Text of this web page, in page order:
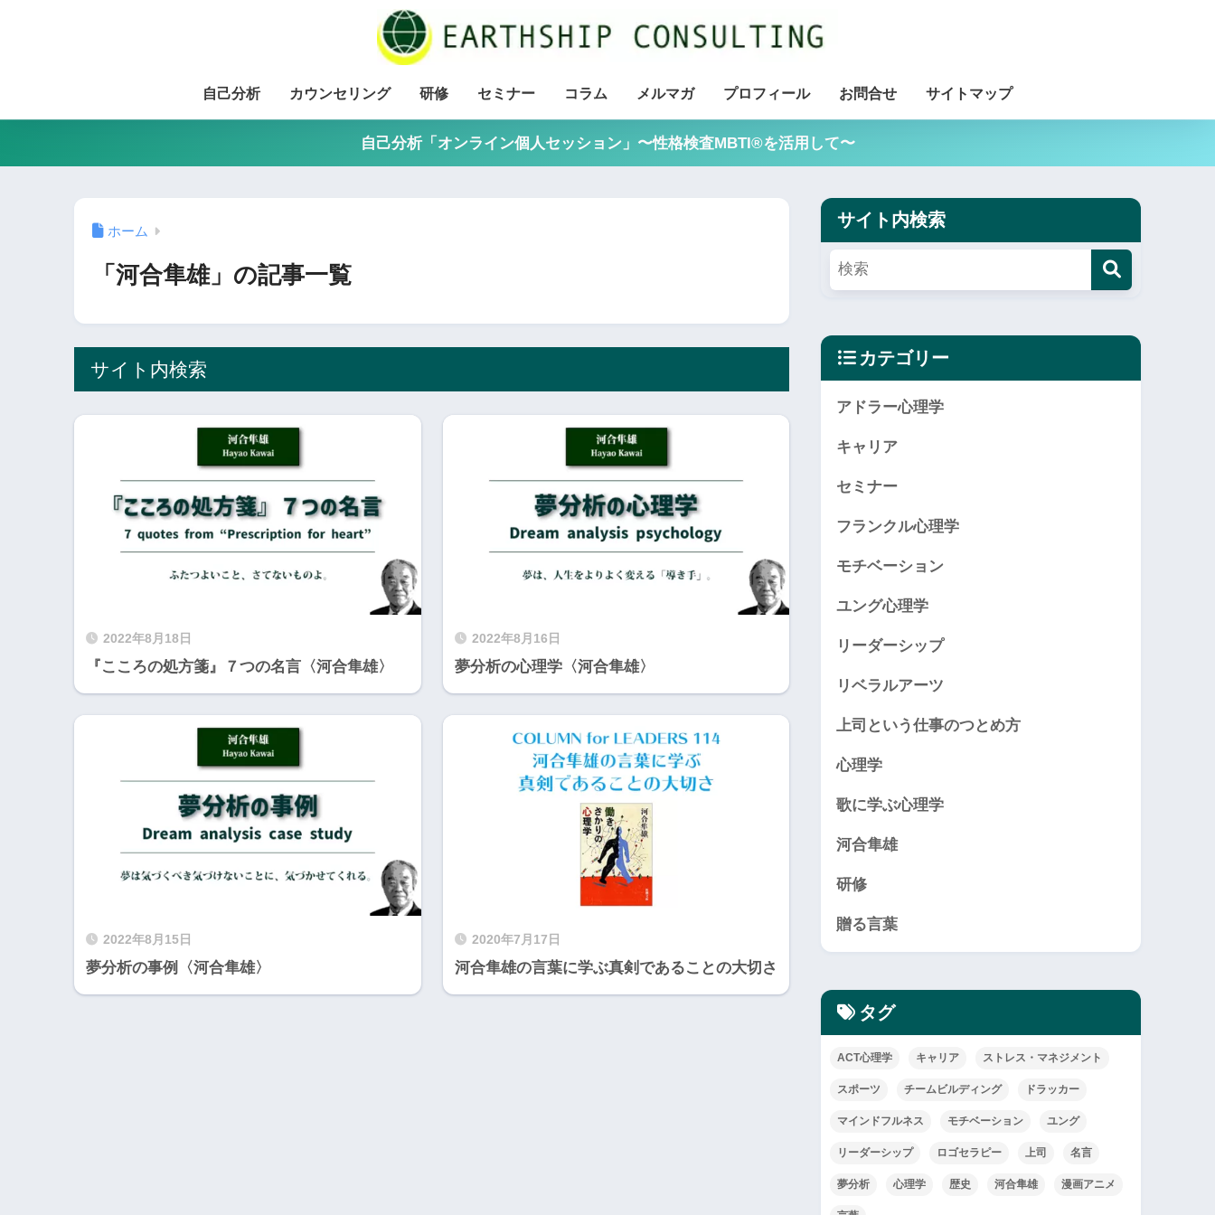
自己分析 カウンセリング 研修 セミナー コラム メルマガ プロフィール お問合せ サイトマップ
自己分析「オンライン個人セッション」〜性格検査MBTI®を活用して〜
ホーム
「河合隼雄」の記事一覧
サイト内検索
2022年8月18日
『こころの処方箋』７つの名言〈河合隼雄〉
2022年8月16日
夢分析の心理学〈河合隼雄〉
2022年8月15日
夢分析の事例〈河合隼雄〉
2020年7月17日
河合隼雄の言葉に学ぶ真剣であることの大切さ
サイト内検索
カテゴリー
アドラー心理学
キャリア
セミナー
フランクル心理学
モチベーション
ユング心理学
リーダーシップ
リベラルアーツ
上司という仕事のつとめ方
心理学
歌に学ぶ心理学
河合隼雄
研修
贈る言葉
タグ
ACT心理学 キャリア ストレス・マネジメント
スポーツ チームビルディング ドラッカー
マインドフルネス モチベーション ユング
リーダーシップ ロゴセラピー 上司 名言
夢分析 心理学 歴史 河合隼雄 漫画アニメ